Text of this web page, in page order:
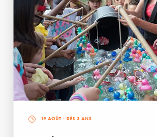
19 AOÛT - DÈS 3 ANS